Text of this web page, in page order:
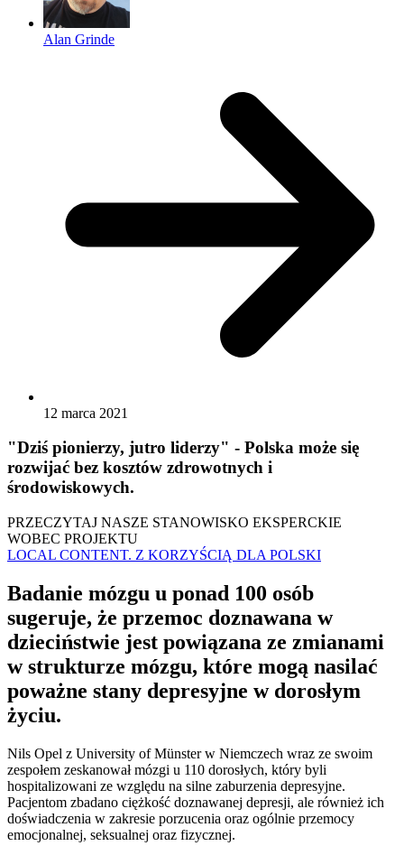
Alan Grinde
12 marca 2021
"Dziś pionierzy, jutro liderzy" - Polska może się
rozwijać bez kosztów zdrowotnych i
środowiskowych.
PRZECZYTAJ NASZE STANOWISKO EKSPERCKIE
WOBEC PROJEKTU
LOCAL CONTENT. Z KORZYŚCIĄ DLA POLSKI
Badanie mózgu u ponad 100 osób
sugeruje, że przemoc doznawana w
dzieciństwie jest powiązana ze zmianami
w strukturze mózgu, które mogą nasilać
poważne stany depresyjne w dorosłym
życiu.
Nils Opel z University of Münster w Niemczech wraz ze swoim
zespołem zeskanował mózgi u 110 dorosłych, który byli
hospitalizowani ze względu na silne zaburzenia depresyjne.
Pacjentom zbadano ciężkość doznawanej depresji, ale również ich
doświadczenia w zakresie porzucenia oraz ogólnie przemocy
emocjonalnej, seksualnej oraz fizycznej.